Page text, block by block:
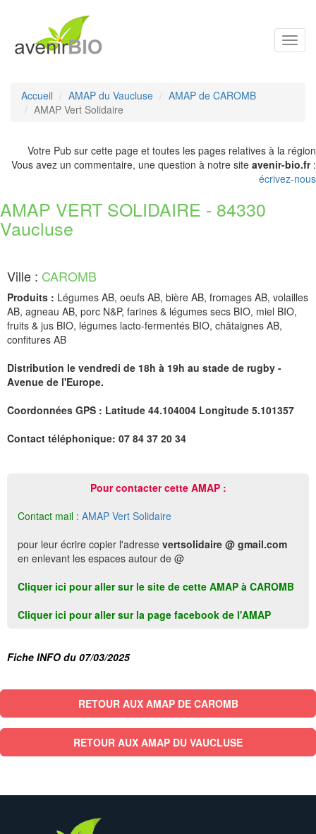
Accueil AMAP du Vaucluse
AMAP de CAROMB
AMAP Vert Solidaire
Votre Pub sur cette page et toutes les pages relatives à la région
Vous avez un commentaire, une question à notre site avenir-bio.fr:
écrivez-nous
AMAP VERT SOLIDAIRE - 84330
Vaucluse
Ville : CAROMB
Produits : Légumes AB, oeufs AB, bière AB, fromages AB, volailles
AB, agneau AB, porc N&P, farines & légumes secs BIO, miel BIO,
fruits & jus BIO, légumes lacto-fermentés BIO, châtaignes AB,
confitures AB
Distribution le vendredi de 18h à 19h au stade de rugby -
Avenue de l'Europe.
Coordonnées GPS : Latitude 44.104004 Longitude 5.101357
Contact téléphonique: 07 84 37 20 34
Pour contacter cette AMAP :
Contact mail : AMAP Vert Solidaire
pour leur écrire copier l'adresse vertsolidaire @ gmail.com
en enlevant les espaces autour de @
Cliquer ici pour aller sur le site de cette AMAP à CAROMB
Cliquer ici pour aller sur la page facebook de l'AMAP
Fiche INFO du 07/03/2025
RETOUR AUX AMAP DE CAROMB
RETOUR AUX AMAP DU VAUCLUSE